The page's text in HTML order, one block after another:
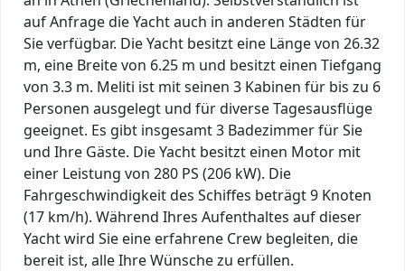
auf Anfrage die Yacht auch in anderen Städten für
Sie verfügbar. Die Yacht besitzt eine Länge von 26.32
m, eine Breite von 6.25 m und besitzt einen Tiefgang
von 3.3 m. Meliti ist mit seinen 3 Kabinen für bis zu 6
Personen ausgelegt und für diverse Tagesausflüge
geeignet. Es gibt insgesamt 3 Badezimmer für Sie
und Ihre Gäste. Die Yacht besitzt einen Motor mit
einer Leistung von 280 PS (206 kW). Die
Fahrgeschwindigkeit des Schiffes beträgt 9 Knoten
(17 km/h). Während Ihres Aufenthaltes auf dieser
Yacht wird Sie eine erfahrene Crew begleiten, die
bereit ist, alle Ihre Wünsche zu erfüllen.